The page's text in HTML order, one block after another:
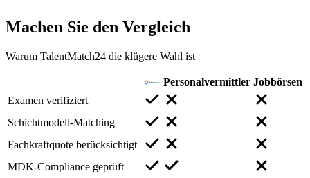
Machen Sie den Vergleich
Warum TalentMatch24 die klügere Wahl ist
Personalvermittler Jobbörsen
Examen verifiziert
Schichtmodell-Matching
Fachkraftquote berücksichtigt
MDK-Compliance geprüft